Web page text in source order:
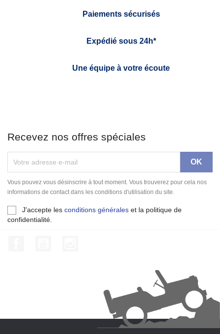
Paiements sécurisés
Expédié sous 24h*
Une équipe à votre écoute
Recevez nos offres spéciales
Vous pouvez vous désinscrire à tout moment. Vous trouverez pour cela nos
informations de contact dans les conditions d'utilisation du site.
J'accepte les conditions générales et la politique de
confidentialité.